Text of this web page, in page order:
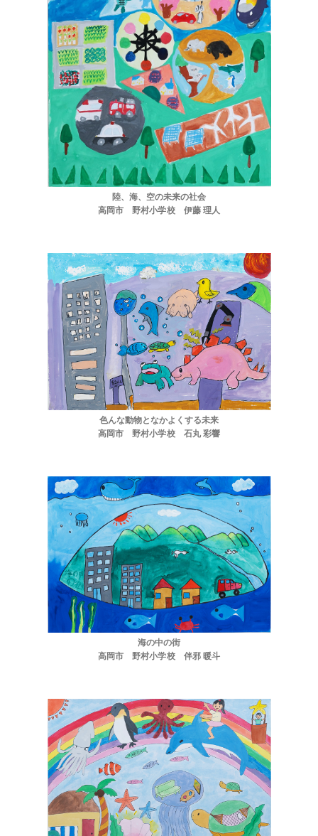
受付中のセミナー・講演会・見学会・イベント
陸、海、空の未来の社会
高岡市 野村小学校 伊藤 理人
色んな動物となかよくする未来
高岡市 野村小学校 石丸 彩響
海の中の街
高岡市 野村小学校 伴邪 暖斗